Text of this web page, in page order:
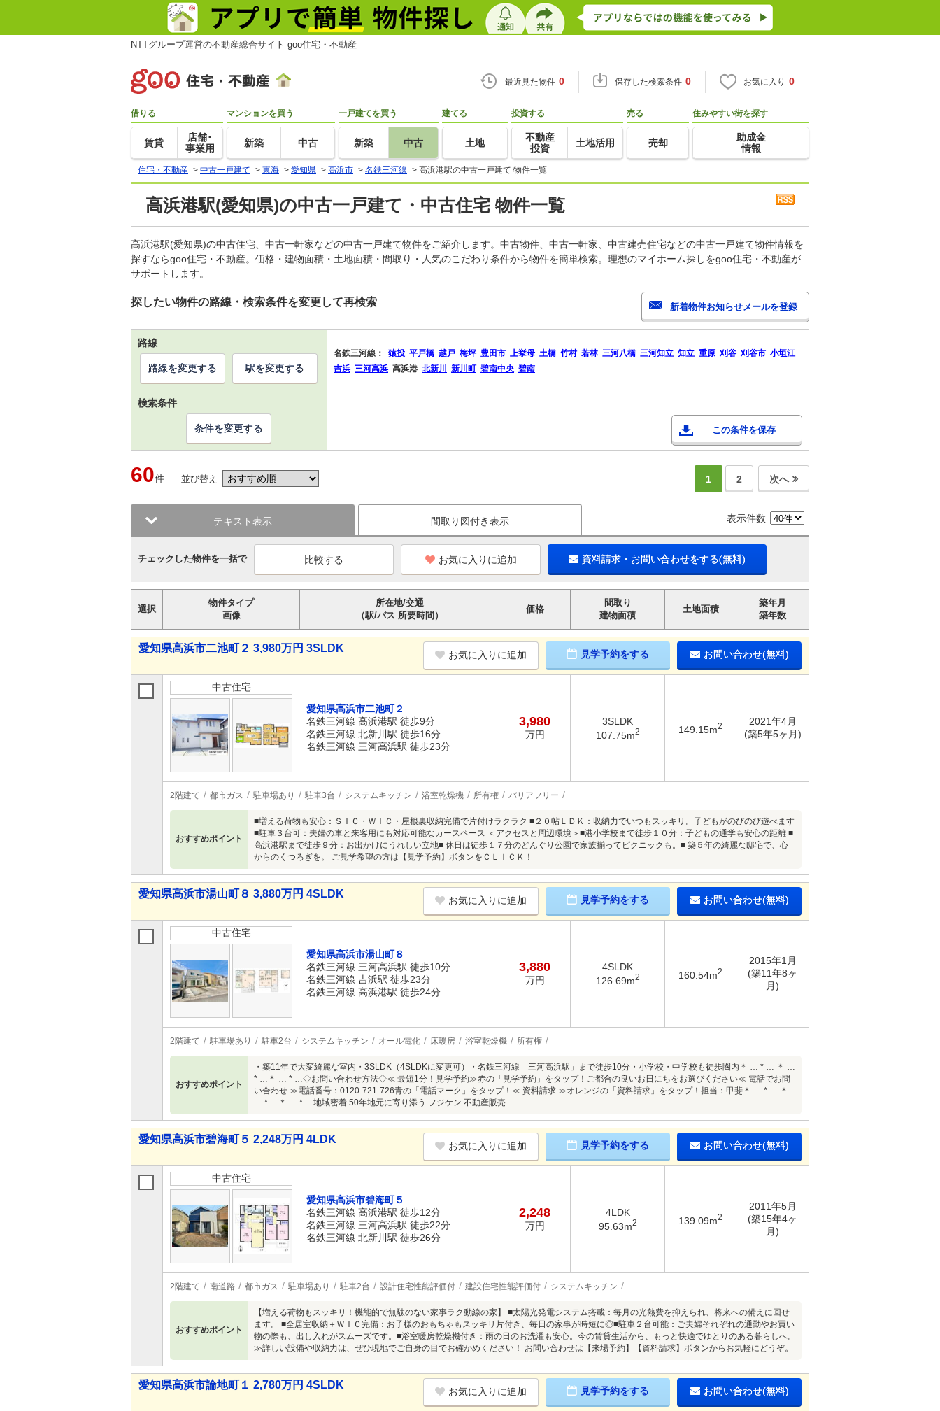
NTTグループ運営の不動産総合サイト goo住宅・不動産
最近見た物件 0 保存した検索条件 0 お気に入り 0
借りる
賃貸
店舗･
事業用
マンションを買う
新築 中古
一戸建てを買う
新築 中古
建てる
土地
投資する
不動産
投資
土地活用
売る
売却
住みやすい街を探す
助成金
情報
住宅・不動産 > 中古一戸建て > 東海 > 愛知県 > 高浜市 > 名鉄三河線 > 高浜港駅の中古一戸建て 物件一覧
高浜港駅(愛知県)の中古一戸建て・中古住宅 物件一覧
高浜港駅(愛知県)の中古住宅、中古一軒家などの中古一戸建て物件をご紹介します。中古物件、中古一軒家、中古建売住宅などの中古一戸建て物件情報を
探すならgoo住宅・不動産。価格・建物面積・土地面積・間取り・人気のこだわり条件から物件を簡単検索。理想のマイホーム探しをgoo住宅・不動産が
サポートします。
探したい物件の路線・検索条件を変更して再検索
路線
名鉄三河線： 猿投 平戸橋 越戸 梅坪 豊田市 上挙母 土橋 竹村 若林 三河八橋 三河知立 知立 重原 刈谷 刈谷市 小垣江
吉浜 三河高浜 高浜港 北新川 新川町 碧南中央 碧南
路線を変更する 駅を変更する
検索条件
この条件を保存
条件を変更する
60件 並び替え 1 2 次へ
テキスト表示 間取り図付き表示 表示件数
チェックした物件を一括で お気に入りに追加 資料請求・お問い合わせをする(無料)
選択
物件タイプ
画像
所在地/交通
（駅/バス 所要時間）
価格
間取り
建物面積
土地面積
築年月
築年数
愛知県高浜市二池町２ 3,980万円 3SLDK
お気に入りに追加 見学予約をする お問い合わせ(無料)
中古住宅
愛知県高浜市二池町２
名鉄三河線 高浜港駅 徒歩9分
名鉄三河線 北新川駅 徒歩16分
名鉄三河線 三河高浜駅 徒歩23分
3,980
万円
3SLDK
107.75m2 149.15m2
2021年4月
(築5年5ヶ月)
2階建て 都市ガス 駐車場あり 駐車3台 システムキッチン 浴室乾燥機 所有権 バリアフリー
おすすめポイント
■増える荷物も安心：ＳＩＣ・ＷＩＣ・屋根裏収納完備で片付けラクラク ■２０帖ＬＤＫ：収納力でいつもスッキリ。子どもがのびのび遊べます
■駐車３台可：夫婦の車と来客用にも対応可能なカースペース ＜アクセスと周辺環境＞■港小学校まで徒歩１０分：子どもの通学も安心の距離 ■
高浜港駅まで徒歩９分：お出かけにうれしい立地■ 休日は徒歩１７分のどんぐり公園で家族揃ってピクニックも。■ 築５年の綺麗な邸宅で、心
からのくつろぎを。 ご見学希望の方は【見学予約】ボタンをＣＬＩＣＫ！
愛知県高浜市湯山町８ 3,880万円 4SLDK
お気に入りに追加 見学予約をする お問い合わせ(無料)
中古住宅
愛知県高浜市湯山町８
名鉄三河線 三河高浜駅 徒歩10分
名鉄三河線 吉浜駅 徒歩23分
名鉄三河線 高浜港駅 徒歩24分
3,880
万円
4SLDK
126.69m2 160.54m2
2015年1月
(築11年8ヶ
月)
2階建て 駐車場あり 駐車2台 システムキッチン オール電化 床暖房 浴室乾燥機 所有権
おすすめポイント
・築11年で大変綺麗な室内・3SLDK（4SLDKに変更可）・名鉄三河線「三河高浜駅」まで徒歩10分・小学校・中学校も徒歩圏内＊ … * … ＊ …
* …＊ … * …◇お問い合わせ方法◇≪ 最短1分！見学予約≫赤の「見学予約」をタップ！ご都合の良いお日にちをお選びください≪ 電話でお問
い合わせ ≫電話番号：0120-721-726青の「電話マーク」をタップ！≪ 資料請求 ≫オレンジの「資料請求」をタップ！担当：甲斐＊ … * … ＊
… * …＊ … * …地域密着 50年地元に寄り添う フジケン 不動産販売
愛知県高浜市碧海町５ 2,248万円 4LDK
お気に入りに追加 見学予約をする お問い合わせ(無料)
中古住宅
愛知県高浜市碧海町５
名鉄三河線 高浜港駅 徒歩12分
名鉄三河線 三河高浜駅 徒歩22分
名鉄三河線 北新川駅 徒歩26分
2,248
万円
4LDK
95.63m2 139.09m2
2011年5月
(築15年4ヶ
月)
2階建て 南道路 都市ガス 駐車場あり 駐車2台 設計住宅性能評価付 建設住宅性能評価付 システムキッチン
おすすめポイント
【増える荷物もスッキリ！機能的で無駄のない家事ラク動線の家】 ■太陽光発電システム搭載：毎月の光熱費を抑えられ、将来への備えに回せ
ます。 ■全居室収納＋ＷＩＣ完備：お子様のおもちゃもスッキリ片付き、毎日の家事が時短に◎■駐車２台可能：ご夫婦それぞれの通勤やお買い
物の際も、出し入れがスムーズです。■浴室暖房乾燥機付き：雨の日のお洗濯も安心。今の賃貸生活から、もっと快適でゆとりのある暮らしへ。
≫詳しい設備や収納力は、ぜひ現地でご自身の目でお確かめください！ お問い合わせは【来場予約】【資料請求】ボタンからお気軽にどうぞ。
愛知県高浜市論地町１ 2,780万円 4SLDK
お気に入りに追加 見学予約をする お問い合わせ(無料)